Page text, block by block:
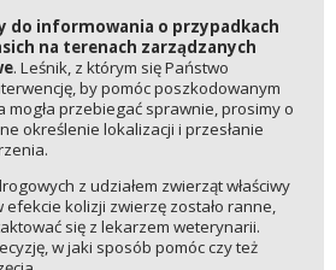
do informowania o przypadkach
na terenach zarządzanych
. Leśnik, z którym się Państwo
by pomóc poszkodowanym
mogła przebiegać sprawnie, prosimy o
określenie lokalizacji i przesłanie
z udziałem zwierząt właściwy
efekcie kolizji zwierzę zostało ranne,
się z lekarzem weterynarii.
w jaki sposób pomóc czy też